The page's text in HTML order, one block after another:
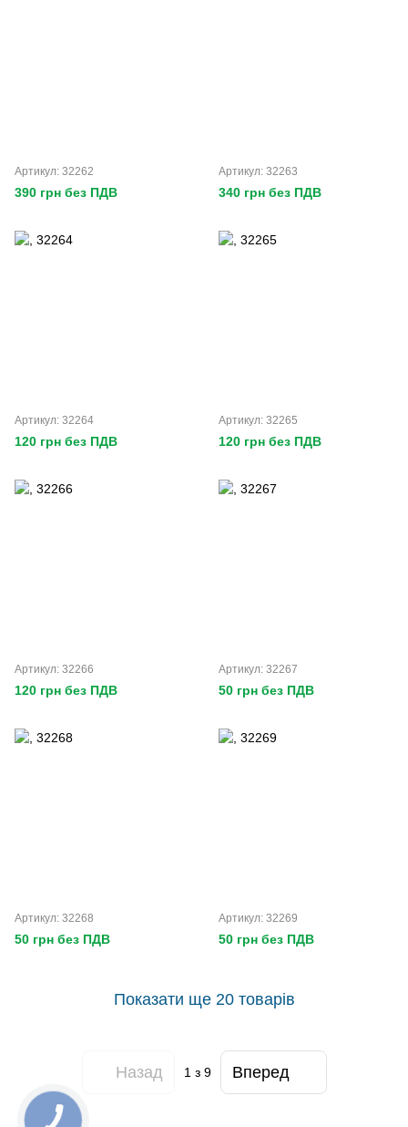
Артикул: 32262
390 грн без ПДВ
Артикул: 32263
340 грн без ПДВ
Артикул: 32264
120 грн без ПДВ
Артикул: 32265
120 грн без ПДВ
Артикул: 32266
120 грн без ПДВ
Артикул: 32267
50 грн без ПДВ
Артикул: 32268
50 грн без ПДВ
Артикул: 32269
50 грн без ПДВ
Показати ще 20 товарів
Назад 1 з 9 Вперед